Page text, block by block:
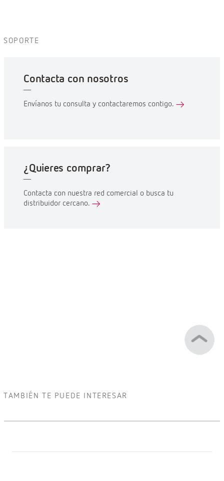
SOPORTE
Contacta con nosotros
Envíanos tu consulta y contactaremos contigo.
¿Quieres comprar?
Contacta con nuestra red comercial o busca tu
distribuidor cercano.
TAMBIÉN TE PUEDE INTERESAR